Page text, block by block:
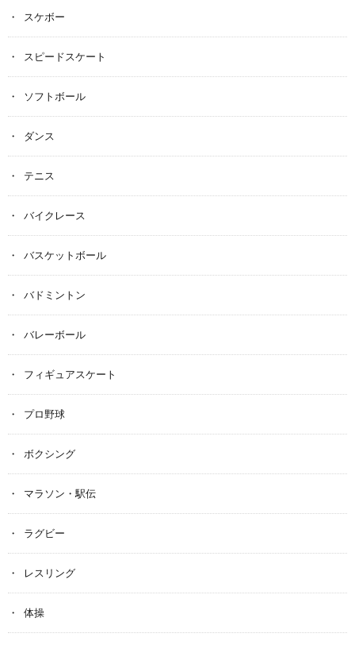
スケボー
スピードスケート
ソフトボール
ダンス
テニス
バイクレース
バスケットボール
バドミントン
バレーボール
フィギュアスケート
プロ野球
ボクシング
マラソン・駅伝
ラグビー
レスリング
体操